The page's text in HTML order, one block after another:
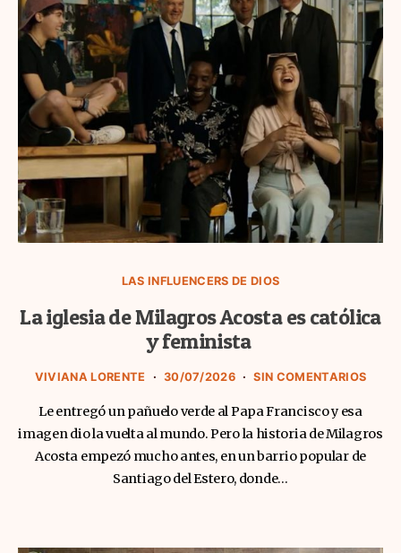
LAS INFLUENCERS DE DIOS
La iglesia de Milagros Acosta es católica
y feminista
VIVIANA LORENTE 30/07/2026 SIN COMENTARIOS
Le entregó un pañuelo verde al Papa Francisco y esa
imagen dio la vuelta al mundo. Pero la historia de Milagros
Acosta empezó mucho antes, en un barrio popular de
Santiago del Estero, donde…